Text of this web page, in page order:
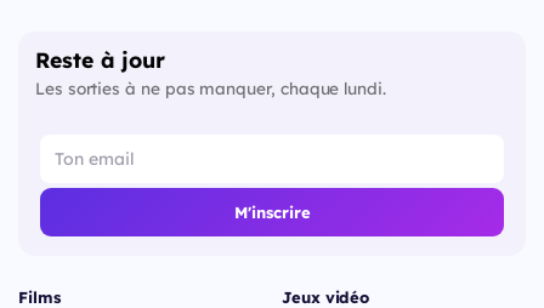
Reste à jour
Les sorties à ne pas manquer, chaque lundi.
M'inscrire
Films Jeux vidéo